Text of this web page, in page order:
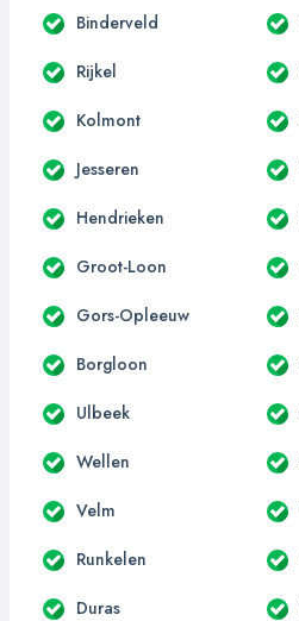
Binderveld
Rijkel
Kolmont
Jesseren
Hendrieken
Groot-Loon
Gors-Opleeuw
Borgloon
Ulbeek
Wellen
Velm
Runkelen
Duras